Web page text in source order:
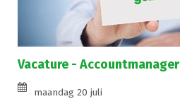
Vacature - Accountmanager
maandag 20 juli